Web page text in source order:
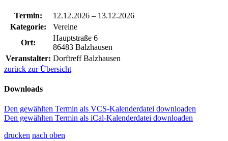
Termin: 12.12.2026 – 13.12.2026
Kategorie:
Vereine
Ort:
Hauptstraße 6
86483 Balzhausen
Veranstalter: Dorftreff Balzhausen
zurück zur Übersicht
Downloads
Den gewählten Termin als VCS-Kalenderdatei downloaden
Den gewählten Termin als iCal-Kalenderdatei downloaden
drucken nach oben